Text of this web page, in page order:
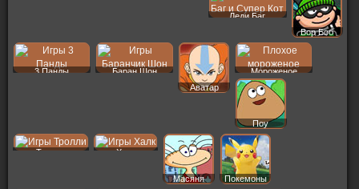
Леди Баг
Вор Боб
3 Панды
Баран Шон
Аватар
Мороженое
Поу
Тролли Халк
Масяня Покемоны